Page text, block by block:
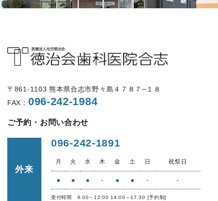
〒861-1103 熊本県合志市野々島４７８７−１８
FAX： 096-242-1984
ご予約・お問い合わせ
外来
096-242-1891
月 火 水 木 金 土 日 祝祭日
● ● ● - ● ● - -
受付時間 9:00～12:00 14:00～17:30 [予約制]